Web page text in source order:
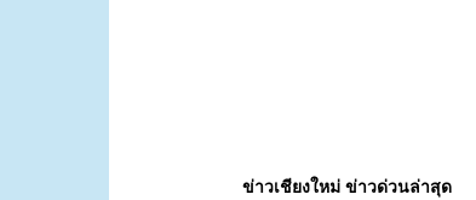
ข่าวเชียงใหม่ ข่าวด่วนล่าสุด